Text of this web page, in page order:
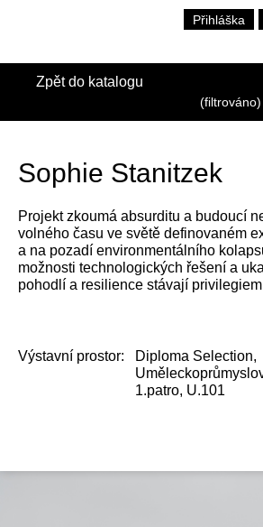
Přihláška
Zpět do katalogu
(filtrováno)
Sophie Stanitzek
Projekt zkoumá absurditu a budoucí
volného času ve světě definovaném
a na pozadí environmentálního
možnosti technologických řešení a
pohodlí a resilience stávají
Výstavní prostor:
Diploma Selection,
1.patro, U.101